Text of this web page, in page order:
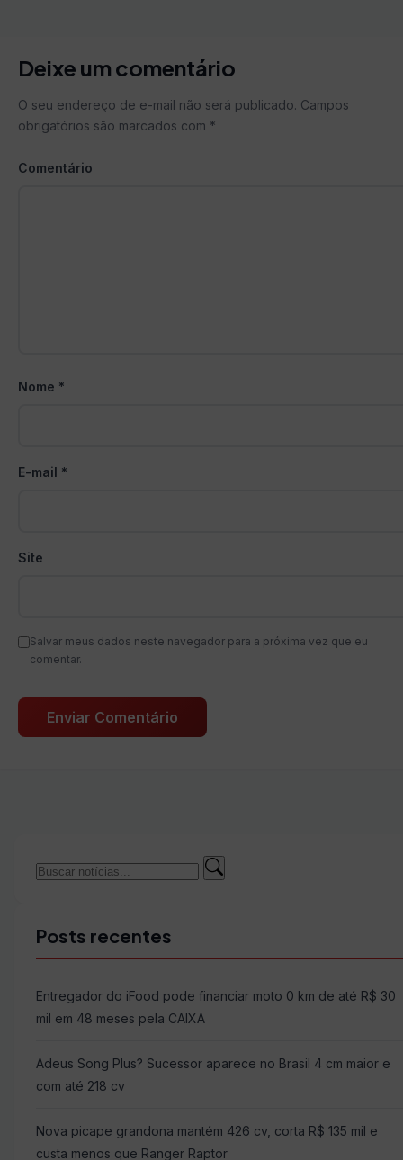
Deixe um comentário
O seu endereço de e-mail não será publicado. Campos
obrigatórios são marcados com *
Comentário
Nome *
E-mail *
Site
Salvar meus dados neste navegador para a próxima vez que eu
comentar.
Buscar
Buscar
Posts recentes
Entregador do iFood pode financiar moto 0 km de até R$ 30
mil em 48 meses pela CAIXA
Adeus Song Plus? Sucessor aparece no Brasil 4 cm maior e
com até 218 cv
Nova picape grandona mantém 426 cv, corta R$ 135 mil e
custa menos que Ranger Raptor